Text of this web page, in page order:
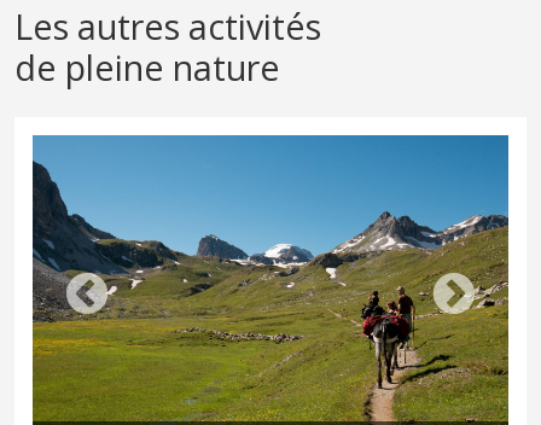
Les autres activités
de pleine nature